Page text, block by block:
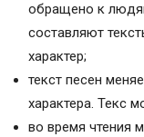
обращено к
составляют
характер;
текст песен
характера. Текс
во время чтения